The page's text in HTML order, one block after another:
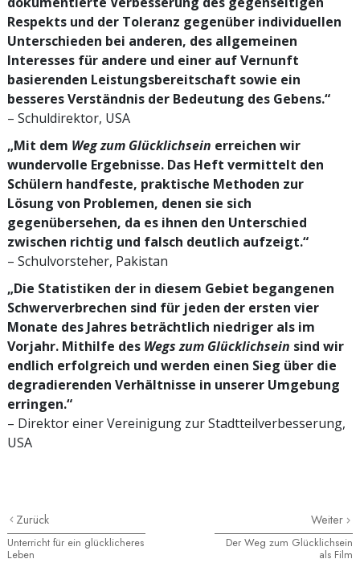
Respekts und der Toleranz gegenüber individuellen
Unterschieden bei anderen, des allgemeinen
Interesses für andere und einer auf Vernunft
basierenden Leistungsbereitschaft sowie ein
besseres Verständnis der Bedeutung des Gebens.“
– Schuldirektor, USA
„Mit dem Weg zum Glücklichsein erreichen wir
wundervolle Ergebnisse. Das Heft vermittelt den
Schülern handfeste, praktische Methoden zur
Lösung von Problemen, denen sie sich
gegenübersehen, da es ihnen den Unterschied
zwischen richtig und falsch deutlich aufzeigt.“
– Schulvorsteher, Pakistan
„Die Statistiken der in diesem Gebiet begangenen
Schwerverbrechen sind für jeden der ersten vier
Monate des Jahres beträchtlich niedriger als im
Vorjahr. Mithilfe des Wegs zum Glücklichsein sind wir
endlich erfolgreich und werden einen Sieg über die
degradierenden Verhältnisse in unserer Umgebung
erringen.“
– Direktor einer Vereinigung zur Stadtteilverbesserung,
USA
Zurück
Unterricht für ein glücklicheres
Leben
Weiter
Der Weg zum Glücklichsein
als Film